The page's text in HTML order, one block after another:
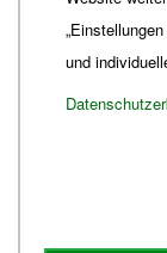
und